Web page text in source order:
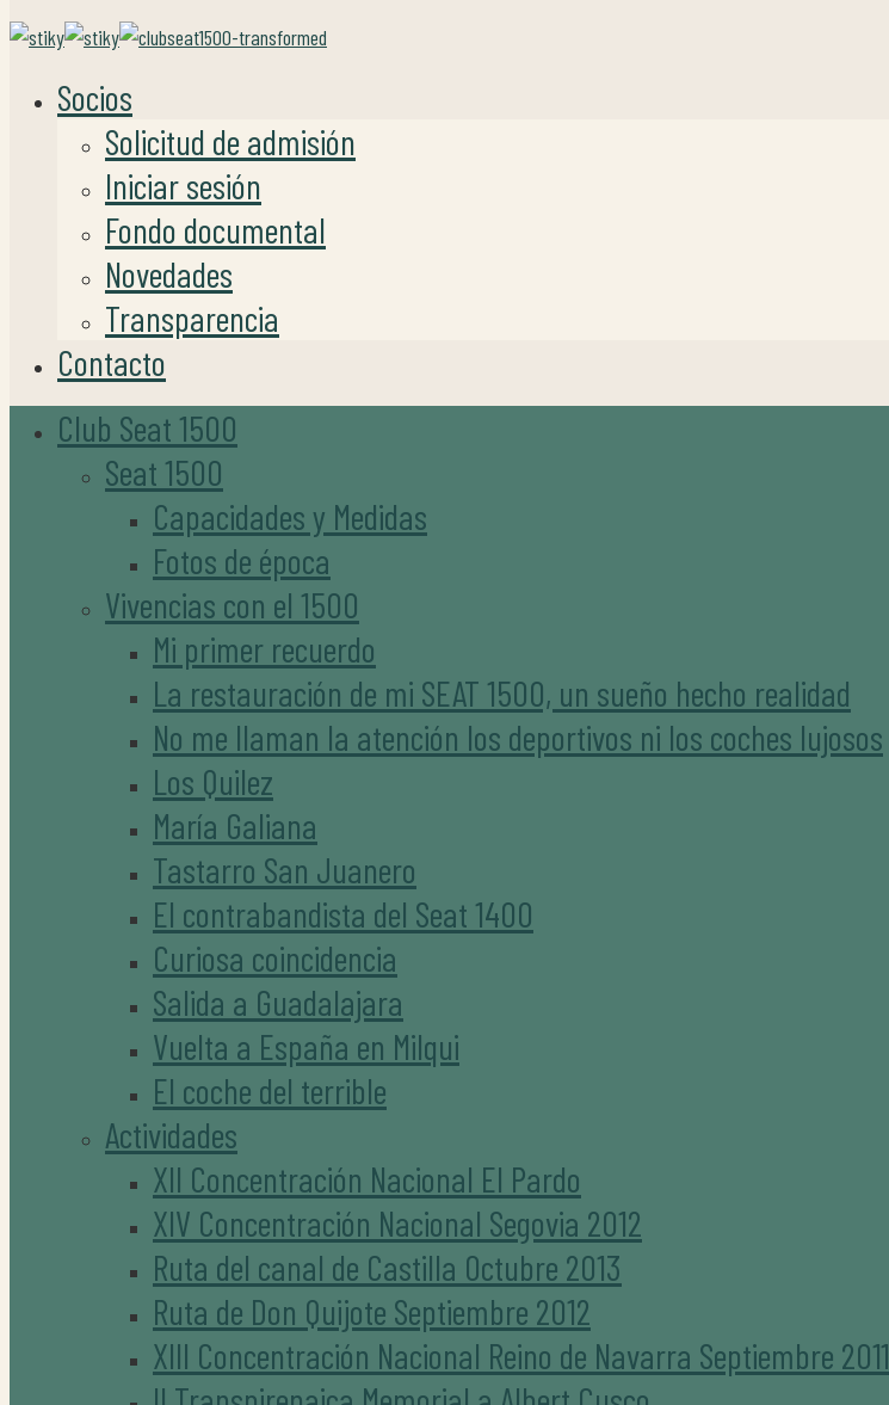
Socios
Solicitud de admisión
Iniciar sesión
Fondo documental
Novedades
Transparencia
Contacto
Club Seat 1500
Seat 1500
Capacidades y Medidas
Fotos de época
Vivencias con el 1500
Mi primer recuerdo
La restauración de mi SEAT 1500, un sueño hecho realidad
No me llaman la atención los deportivos ni los coches lujosos
Los Quilez
María Galiana
Tastarro San Juanero
El contrabandista del Seat 1400
Curiosa coincidencia
Salida a Guadalajara
Vuelta a España en Milqui
El coche del terrible
Actividades
XII Concentración Nacional El Pardo
XIV Concentración Nacional Segovia 2012
Ruta del canal de Castilla Octubre 2013
Ruta de Don Quijote Septiembre 2012
XIII Concentración Nacional Reino de Navarra Septiembre 2011